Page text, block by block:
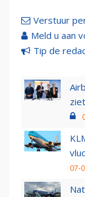
Verstuur
Meld u aan
Tip de
07-